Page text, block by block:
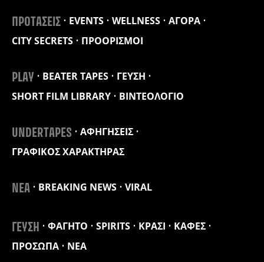
ΠΡΟΤΑΣΕΙΣ EVENTS WELLNESS
ΑΓΟΡΑ
CITY SECRETS
ΠΡΟΟΡΙΣΜΟΙ
PLAY BEATER TAPES
ΓΕΥΣΗ
SHORT FILM LIBRARY
ΒΙΝΤΕΟΛΟΓΙΟ
UNDERTAPES
ΑΦΗΓΗΣΕΙΣ
ΓΡΑΦΙΚΟΣ ΧΑΡΑΚΤΗΡΑΣ
ΝΕΑ BREAKING NEWS VIRAL
ΓΕΥΣΗ ΦΑΓΗΤΟ SPIRITS ΚΡΑΣΙ
ΚΑΦΕΣ
ΠΡΟΣΩΠΑ
ΝΕΑ